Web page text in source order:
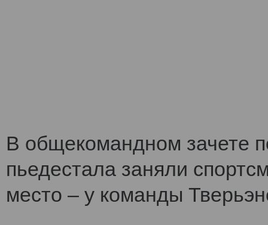
В общекомандном зачете
пьедестала заняли
место – у команды